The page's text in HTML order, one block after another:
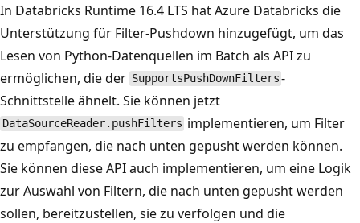
In Databricks Runtime 16.4 LTS hat Azure Databricks die
Unterstützung für Filter-Pushdown hinzugefügt, um das
Lesen von Python-Datenquellen im Batch als API zu
ermöglichen, die der SupportsPushDownFilters -
Schnittstelle ähnelt. Sie können jetzt
DataSourceReader.pushFilters implementieren, um Filter
zu empfangen, die nach unten gepusht werden können.
Sie können diese API auch implementieren, um eine Logik
zur Auswahl von Filtern, die nach unten gepusht werden
sollen, bereitzustellen, sie zu verfolgen und die